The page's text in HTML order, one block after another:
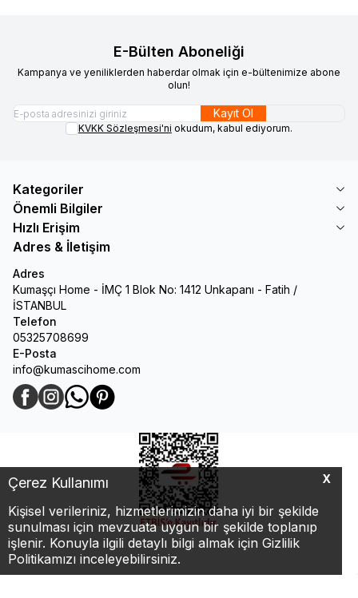
X
Çerez Kullanımı
Kişisel verileriniz, hizmetlerimizin daha iyi bir şekilde
sunulması için mevzuata uygun bir şekilde toplanıp
işlenir. Konuyla ilgili detaylı bilgi almak için Gizlilik
Politikamızı inceleyebilirsiniz.
E-Bülten Aboneliği
Kampanya ve yeniliklerden haberdar olmak için e-bültenimize abone
olun!
Kayıt Ol
KVKK Sözleşmesi'ni okudum, kabul ediyorum.
Kategoriler
Önemli Bilgiler
Hızlı Erişim
Adres & İletişim
Adres
Kumaşçı Home - İMÇ 1 Blok No: 1412 Unkapanı - Fatih /
İSTANBUL
Telefon
05325708699
E-Posta
info@kumascihome.com
Facebook
InstagramWhatsApp
Pinterest